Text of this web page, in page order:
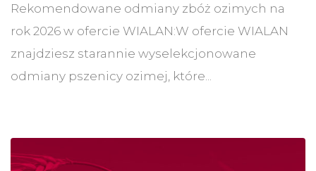
Rekomendowane odmiany zbóż ozimych na
rok 2026 w ofercie WIALAN:W ofercie WIALAN
znajdziesz starannie wyselekcjonowane
odmiany pszenicy ozimej, które...